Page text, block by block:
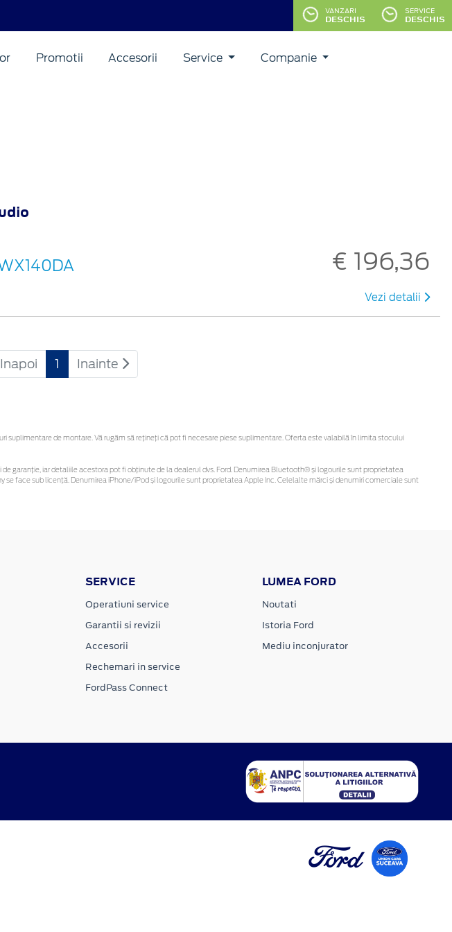
VANZARI
DESCHIS
SERVICE
DESCHIS
Promotii Accesorii Service Companie
€ 196,36
Vezi detalii
Inapoi 1 Inainte
suplimentare de montare. Vă rugăm să rețineți că pot fi necesare piese suplimentare. Oferta este valabilă în limita stocului
garanție, iar detaliile acestora pot fi obținute de la dealerul dvs. Ford. Denumirea Bluetooth® și logourile sunt proprietatea
se face sub licență. Denumirea iPhone/iPod și logourile sunt proprietatea Apple Inc. Celelalte mărci și denumiri comerciale sunt
SERVICE
Operatiuni service
Garantii si revizii
Accesorii
Rechemari in service
FordPass Connect
LUMEA FORD
Noutati
Istoria Ford
Mediu inconjurator